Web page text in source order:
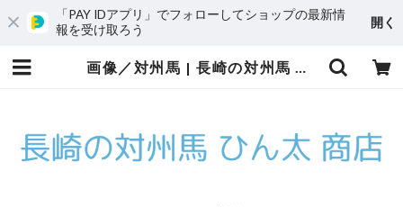
「PAY IDアプリ」でフォローしてショップの最新情
報を受け取ろう
開く
画像／対州馬 | 長崎の対州馬 ひん太 商店/アトリエはやぶさ